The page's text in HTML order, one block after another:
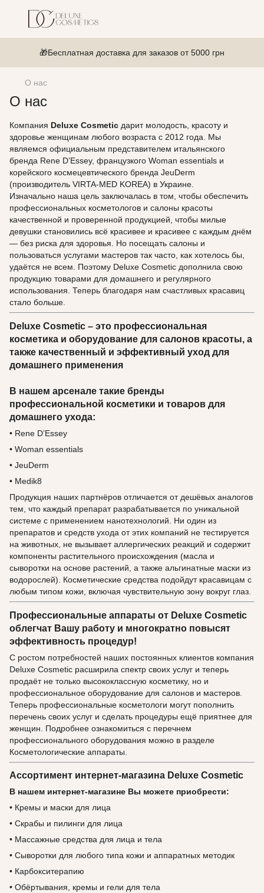
🎁Бесплатная доставка для заказов от 5000 грн
О нас
О нас
Компания Deluxe Cosmetic дарит молодость, красоту и
здоровье женщинам любого возраста с 2012 года. Мы
являемся официальным представителем итальянского
бренда Rene D’Essey, французкого Woman essentials и
корейского космецевтического бренда JeuDerm
(производитель VIRTA-MED KOREA) в Украине.
Изначально наша цель заключалась в том, чтобы обеспечить
профессиональных косметологов и салоны красоты
качественной и проверенной продукцией, чтобы милые
девушки становились всё красивее и красивее с каждым днём
— без риска для здоровья. Но посещать салоны и
пользоваться услугами мастеров так часто, как хотелось бы,
удаётся не всем. Поэтому Deluxe Cosmetic дополнила свою
продукцию товарами для домашнего и регулярного
использования. Теперь благодаря нам счастливых красавиц
стало больше.
Deluxe Cosmetic – это профессиональная
косметика и оборудование для салонов красоты, а
также качественный и эффективный уход для
домашнего применения
В нашем арсенале такие бренды
профессиональной косметики и товаров для
домашнего ухода:
• Rene D’Essey
• Woman essentials
• JeuDerm
• Medik8
Продукция наших партнёров отличается от дешёвых аналогов
тем, что каждый препарат разрабатывается по уникальной
системе с применением нанотехнологий. Ни один из
препаратов и средств ухода от этих компаний не тестируется
на животных, не вызывает аллергических реакций и содержит
компоненты растительного происхождения (масла и
сыворотки на основе растений, а также альгинатные маски из
водорослей). Косметические средства подойдут красавицам с
любым типом кожи, включая чувствительную зону вокруг глаз.
Профессиональные аппараты от Deluxe Cosmetic
облегчат Вашу работу и многократно повысят
эффективность процедур!
С ростом потребностей наших постоянных клиентов компания
Deluxe Cosmetic расширила спектр своих услуг и теперь
продаёт не только высококлассную косметику, но и
профессиональное оборудование для салонов и мастеров.
Теперь профессиональные косметологи могут пополнить
перечень своих услуг и сделать процедуры ещё приятнее для
женщин. Подробнее ознакомиться с перечнем
профессионального оборудования можно в разделе
Косметологические аппараты.
Ассортимент интернет-магазина Deluxe Cosmetic
В нашем интернет-магазине Вы можете приобрести:
• Кремы и маски для лица
• Скрабы и пилинги для лица
• Массажные средства для лица и тела
• Сыворотки для любого типа кожи и аппаратных методик
• Карбокситерапию
• Обёртывания, кремы и гели для тела